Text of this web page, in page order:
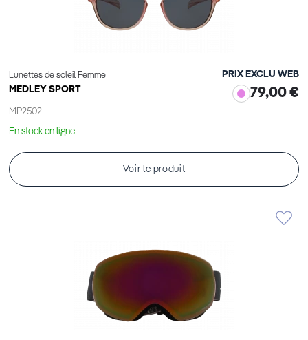
Lunettes de soleil Femme
MEDLEY SPORT
MP2502
PRIX EXCLU WEB
79,00 €
En stock en ligne
Voir le produit